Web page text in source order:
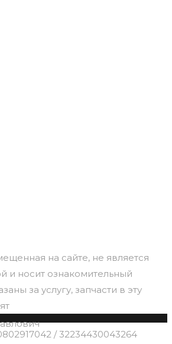
на сайте, не является
и носит ознакомительный
за услугу, запчасти в эту
/ 32234430043264